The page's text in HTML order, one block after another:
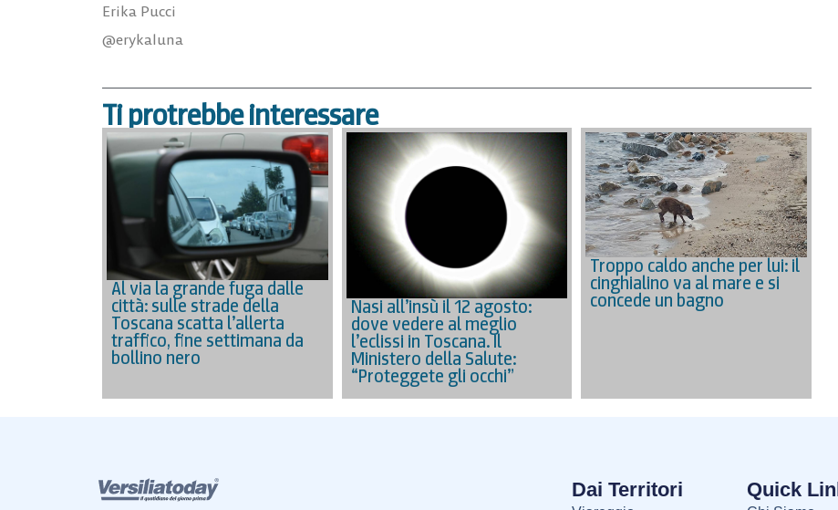
Erika Pucci
@erykaluna
Ti protrebbe interessare
Al via la grande fuga dalle
città: sulle strade della
Toscana scatta l’allerta
traffico, fine settimana da
bollino nero
Nasi all’insù il 12 agosto:
dove vedere al meglio
l’eclissi in Toscana. Il
Ministero della Salute:
“Proteggete gli occhi”
Troppo caldo anche per lui: il
cinghialino va al mare e si
concede un bagno
Dai Territori Quick